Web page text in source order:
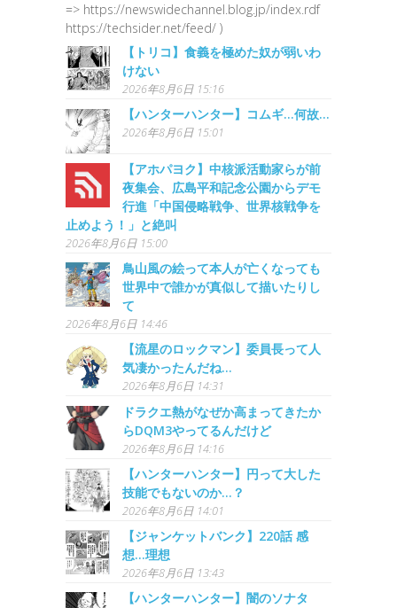
=> https://newswidechannel.blog.jp/index.rdf
https://techsider.net/feed/ )
【トリコ】食義を極めた奴が弱いわ
けない
2026年8月6日 15:16
【ハンターハンター】コムギ…何故…
2026年8月6日 15:01
【アホパヨク】中核派活動家らが前
夜集会、広島平和記念公園からデモ
行進「中国侵略戦争、世界核戦争を
止めよう！」と絶叫
2026年8月6日 15:00
鳥山風の絵って本人が亡くなっても
世界中で誰かが真似して描いたりし
て
2026年8月6日 14:46
【流星のロックマン】委員長って人
気凄かったんだね…
2026年8月6日 14:31
ドラクエ熱がなぜか高まってきたか
らDQM3やってるんだけど
2026年8月6日 14:16
【ハンターハンター】円って大した
技能でもないのか…？
2026年8月6日 14:01
【ジャンケットバンク】220話 感
想...理想
2026年8月6日 13:43
【ハンターハンター】闇のソナタ